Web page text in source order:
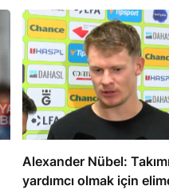
Alexander Nübel:
yardımcı olmak için